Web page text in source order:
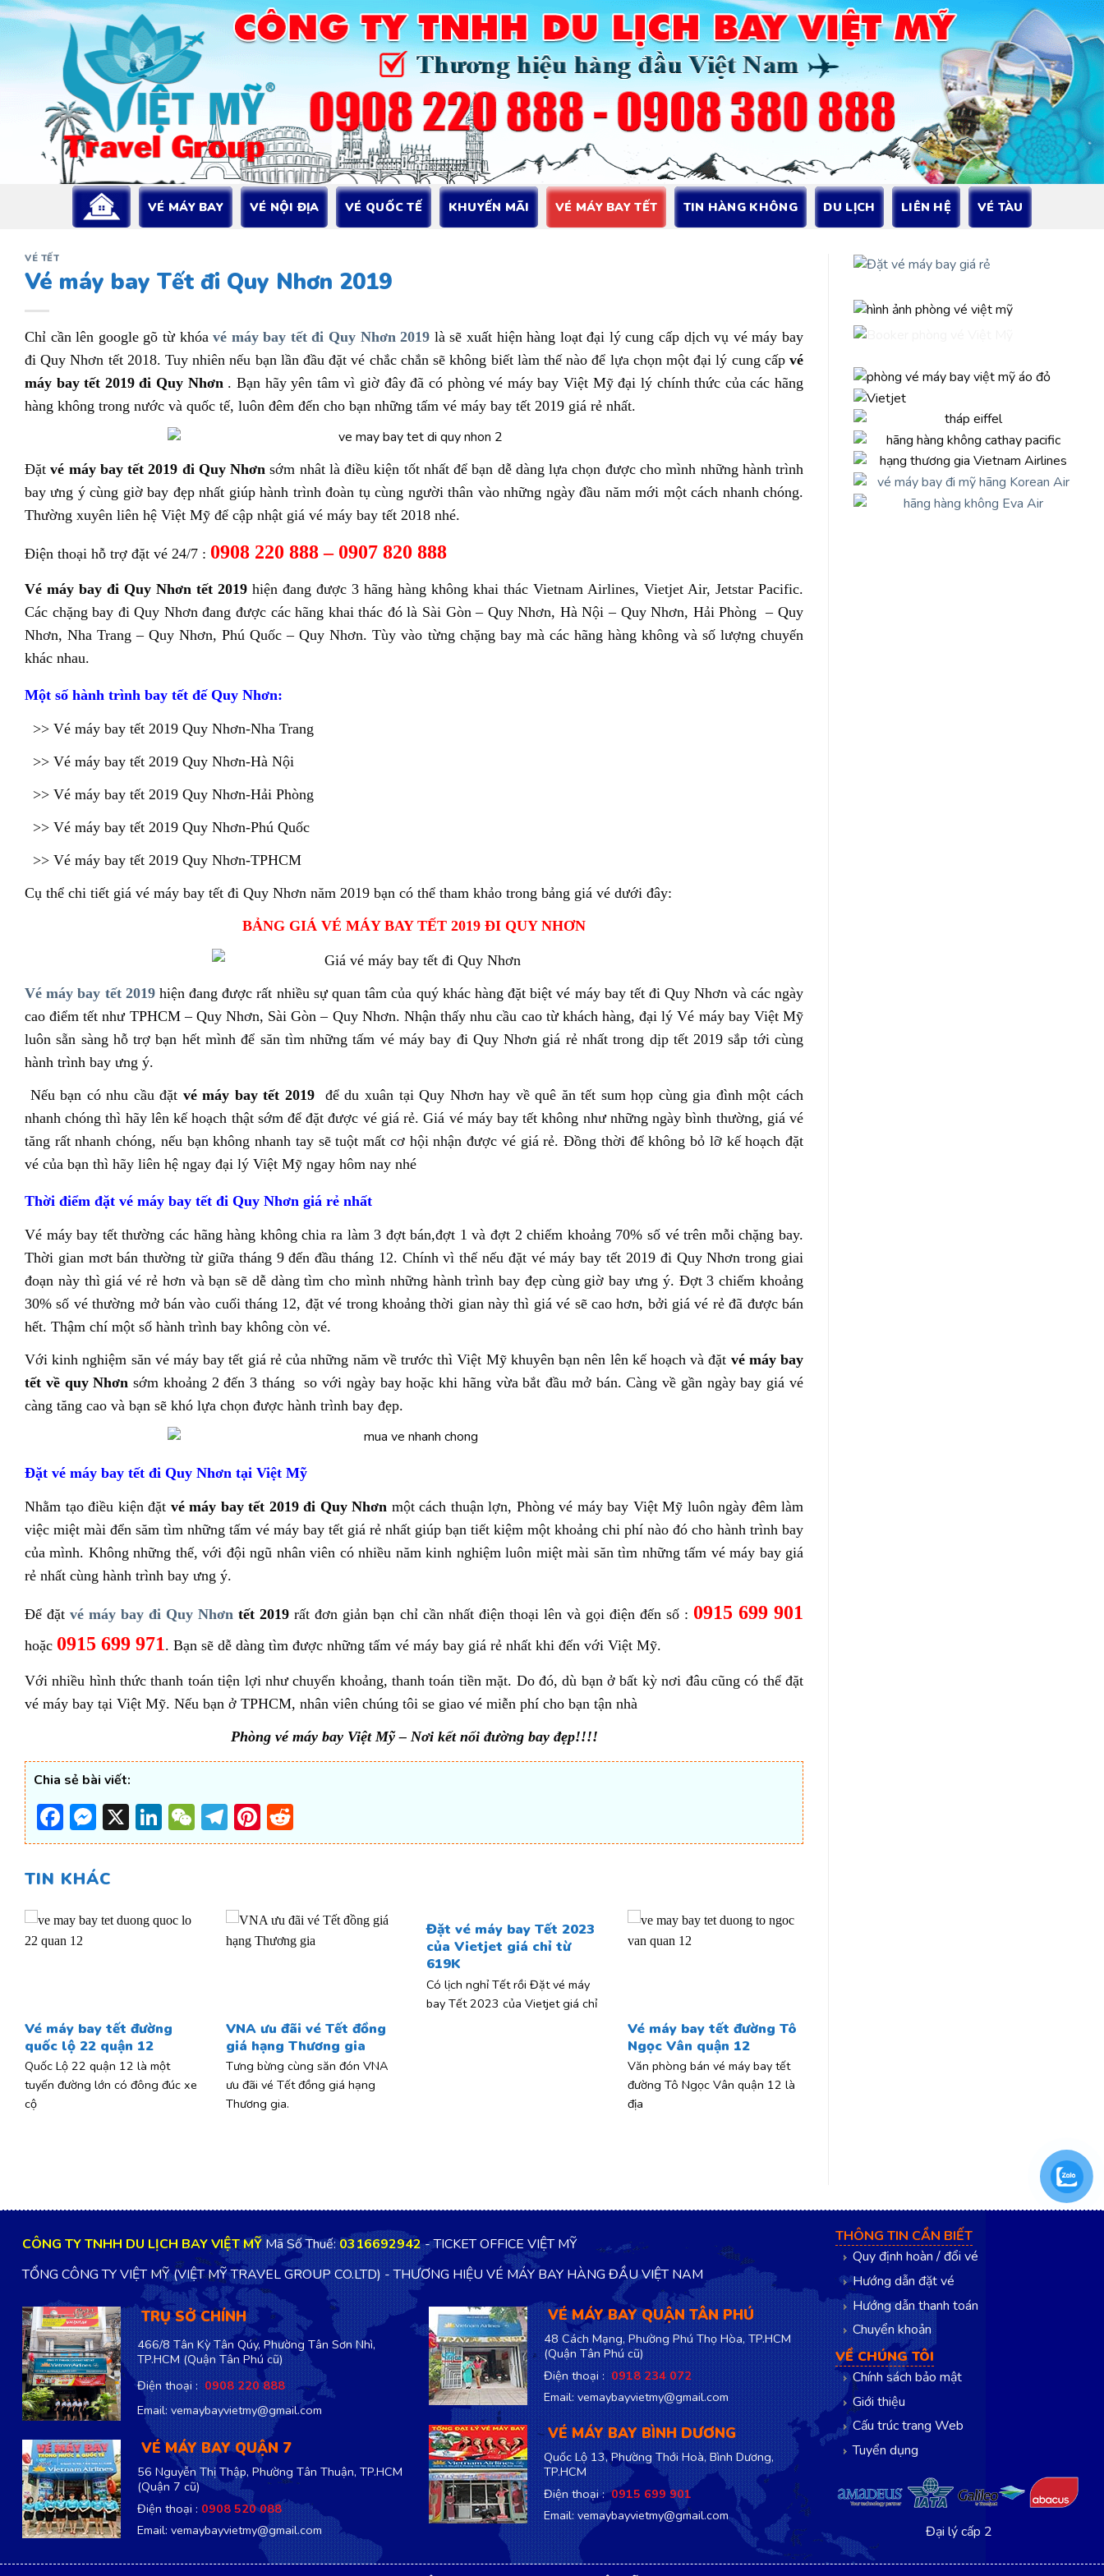
Bỏ
dung
VÉ MÁY BAY VÉ NỘI ĐỊA VÉ QUỐC TẾ KHUYẾN MÃI VÉ MÁY BAY TẾT TIN HÀNG KHÔNG DU LỊCH LIÊN HỆ VÉ TÀU
VÉ TẾT
Vé máy bay Tết đi Quy Nhơn 2019
Chỉ cần lên google gõ từ khóavé máy bay tết đi Quy Nhơn 2019 là sẽ xuất hiện hàng loạt đại lý cung cấp dịch vụ vé máy bay
đi Quy Nhơn tết 2018. Tuy nhiên nếu bạn lần đầu đặt vé chắc chắn sẽ không biết làm thế nào để lựa chọn một đại lý cung cấp vé
máy bay tết 2019 đi Quy Nhơn . Bạn hãy yên tâm vì giờ đây đã có phòng vé máy bay Việt Mỹ đại lý chính thức của các hãng
hàng không trong nước và quốc tế, luôn đêm đến cho bạn những tấm vé máy bay tết 2019 giá rẻ nhất.
Đặtvé máy bay tết 2019 đi Quy Nhơn sớm nhât là điều kiện tốt nhất để bạn dễ dàng lựa chọn được cho mình những hành trình
bay ưng ý cùng giờ bay đẹp nhất giúp hành trình đoàn tụ cùng người thân vào những ngày đầu năm mới một cách nhanh chóng.
Thường xuyên liên hệ Việt Mỹ để cập nhật giá vé máy bay tết 2018 nhé.
Điện thoại hỗ trợ đặt vé 24/7 : 0908 220 888 – 0907 820 888
Vé máy bay đi Quy Nhơn tết 2019 hiện đang được 3 hãng hàng không khai thác Vietnam Airlines, Vietjet Air, Jetstar Pacific.
Các chặng bay đi Quy Nhơn đang được các hãng khai thác đó là Sài Gòn – Quy Nhơn, Hà Nội – Quy Nhơn, Hải Phòng – Quy
Nhơn, Nha Trang – Quy Nhơn, Phú Quốc – Quy Nhơn. Tùy vào từng chặng bay mà các hãng hàng không và số lượng chuyến
khác nhau.
Một số hành trình bay tết đế Quy Nhơn:
>> Vé máy bay tết 2019 Quy Nhơn-Nha Trang
>> Vé máy bay tết 2019 Quy Nhơn-Hà Nội
>> Vé máy bay tết 2019 Quy Nhơn-Hải Phòng
>> Vé máy bay tết 2019 Quy Nhơn-Phú Quốc
>> Vé máy bay tết 2019 Quy Nhơn-TPHCM
Cụ thể chi tiết giá vé máy bay tết đi Quy Nhơn năm 2019 bạn có thể tham khảo trong bảng giá vé dưới đây:
BẢNG GIÁ VÉ MÁY BAY TẾT 2019 ĐI QUY NHƠN
Vé máy bay tết 2019hiện đang được rất nhiều sự quan tâm của quý khác hàng đặt biệt vé máy bay tết đi Quy Nhơn và các ngày
cao điểm tết như TPHCM – Quy Nhơn, Sài Gòn – Quy Nhơn. Nhận thấy nhu cầu cao từ khách hàng, đại lý Vé máy bay Việt Mỹ
luôn sẵn sàng hỗ trợ bạn hết mình để săn tìm những tấm vé máy bay đi Quy Nhơn giá rẻ nhất trong dịp tết 2019 sắp tới cùng
hành trình bay ưng ý.
Nếu bạn có nhu cầu đặt vé máy bay tết 2019để du xuân tại Quy Nhơn hay về quê ăn tết sum họp cùng gia đình một cách
nhanh chóng thì hãy lên kế hoạch thật sớm để đặt được vé giá rẻ. Giá vé máy bay tết không như những ngày bình thường, giá vé
tăng rất nhanh chóng, nếu bạn không nhanh tay sẽ tuột mất cơ hội nhận được vé giá rẻ. Đồng thời để không bỏ lỡ kế hoạch đặt
vé của bạn thì hãy liên hệ ngay đại lý Việt Mỹ ngay hôm nay nhé
Thời điểm đặt vé máy bay tết đi Quy Nhơn giá rẻ nhất
Vé máy bay tết thường các hãng hàng không chia ra làm 3 đợt bán,đợt 1 và đợt 2 chiếm khoảng 70% số vé trên mỗi chặng bay.
Thời gian mơt bán thường từ giữa tháng 9 đến đầu tháng 12. Chính vì thế nếu đặt vé máy bay tết 2019 đi Quy Nhơn trong giai
đoạn này thì giá vé rẻ hơn và bạn sẽ dễ dàng tìm cho mình những hành trình bay đẹp cùng giờ bay ưng ý. Đợt 3 chiếm khoảng
30% số vé thường mở bán vào cuối tháng 12, đặt vé trong khoảng thời gian này thì giá vé sẽ cao hơn, bởi giá vé rẻ đã được bán
hết. Thậm chí một số hành trình bay không còn vé.
Với kinh nghiệm săn vé máy bay tết giá rẻ của những năm về trước thì Việt Mỹ khuyên bạn nên lên kế hoạch và đặt vé máy bay
tết về quy Nhơn sớm khoảng 2 đến 3 tháng so với ngày bay hoặc khi hãng vừa bắt đầu mở bán. Càng về gần ngày bay giá vé
càng tăng cao và bạn sẽ khó lựa chọn được hành trình bay đẹp.
Đặt vé máy bay tết đi Quy Nhơn tại Việt Mỹ
Nhằm tạo điều kiện đặt vé máy bay tết 2019 đi Quy Nhơn một cách thuận lợn, Phòng vé máy bay Việt Mỹ luôn ngày đêm làm
việc miệt mài đển săm tìm những tấm vé máy bay tết giá rẻ nhất giúp bạn tiết kiệm một khoảng chi phí nào đó cho hành trình bay
của mình. Không những thế, với đội ngũ nhân viên có nhiều năm kinh nghiệm luôn miệt mài săn tìm những tấm vé máy bay giá
rẻ nhất cùng hành trình bay ưng ý.
Để đặtvé máy bay đi Quy Nhơn tết 2019 rất đơn giản bạn chỉ cần nhất điện thoại lên và gọi điện đến số : 0915 699 901
hoặc 0915 699 971. Bạn sẽ dễ dàng tìm được những tấm vé máy bay giá rẻ nhất khi đến với Việt Mỹ.
Với nhiều hình thức thanh toán tiện lợi như chuyển khoảng, thanh toán tiền mặt. Do đó, dù bạn ở bất kỳ nơi đâu cũng có thể đặt
vé máy bay tại Việt Mỹ. Nếu bạn ở TPHCM, nhân viên chúng tôi se giao vé miễn phí cho bạn tận nhà
Phòng vé máy bay Việt Mỹ – Nơi kết nối đường bay đẹp!!!!
Chia sẻ bài viết:
Facebook
Messenger
X LinkedIn
WeChat
Telegram
Pinterest
TIN KHÁC
Vé máy bay tết đường
quốc lộ 22 quận 12
Quốc Lộ 22 quận 12 là một
tuyến đường lớn có đông đúc xe
cộ
VNA ưu đãi vé Tết đồng
giá hạng Thương gia
Tưng bừng cùng săn đón VNA
ưu đãi vé Tết đồng giá hạng
Thương gia.
Đặt vé máy bay Tết 2023
của Vietjet giá chỉ từ
619K
Có lịch nghỉ Tết rồi Đặt vé máy
bay Tết 2023 của Vietjet giá chỉ
Vé máy bay tết đường Tô
Ngọc Vân quận 12
Văn phòng bán vé máy bay tết
đường Tô Ngọc Vân quận 12 là
địa
CÔNG TY TNHH DU LỊCH BAY VIỆT MỸMã Số Thuế:0316692942- TICKET OFFICE VIỆT MỸ
TỔNG CÔNG TY VIỆT MỸ (VIỆT MỸ TRAVEL GROUP CO.LTD) - THƯƠNG HIỆU VÉ MÁY BAY HÀNG ĐẦU VIỆT NAM
TRỤ SỞ CHÍNH
466/8 Tân Kỳ Tân Qúy, Phường Tân Sơn Nhì,
TP.HCM(Quận Tân Phú cũ)
Điện thoại :0908 220 888
Email: vemaybayvietmy@gmail.com
VÉ MÁY BAY QUẬN 7
56 Nguyễn Thị Thập, Phường Tân Thuận, TP.HCM
(Quận 7 cũ)
Điện thoại : 0908 520 088
Email: vemaybayvietmy@gmail.com
VÉ MÁY BAY QUẬN TÂN PHÚ
48 Cách Mạng, Phường Phú Thọ Hòa, TP.HCM
(Quận Tân Phú cũ)
Điện thoại :0918 234 072
Email: vemaybayvietmy@gmail.com
VÉ MÁY BAY BÌNH DƯƠNG
Quốc Lộ 13, Phường Thới Hoà, Bình Dương,
TP.HCM
Điện thoại :0915 699 901
Email: vemaybayvietmy@gmail.com
THÔNG TIN CẦN BIẾT
Quy định hoàn / đổi vé
Hướng dẫn đặt vé
Hướng dẫn thanh toán
Chuyển khoản
VỀ CHÚNG TÔI
Chính sách bảo mật
Giới thiệu
Cấu trúc trang Web
Tuyển dụng
Đại lý cấp 2